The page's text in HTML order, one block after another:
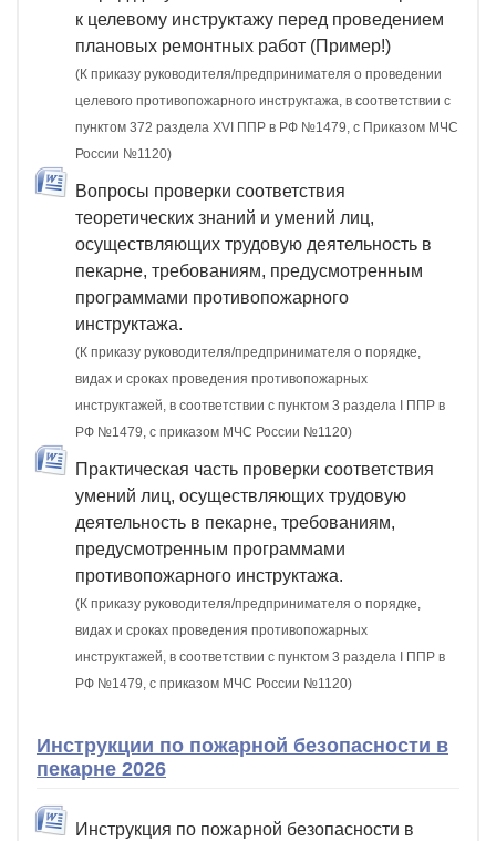
к целевому инструктажу перед проведением
плановых ремонтных работ (Пример!)
(К приказу руководителя/предпринимателя о проведении
целевого противопожарного инструктажа, в соответствии с
пунктом 372 раздела XVI ППР в РФ №1479, c Приказом МЧС
России №1120)
Вопросы проверки соответствия
теоретических знаний и умений лиц,
осуществляющих трудовую деятельность в
пекарне, требованиям, предусмотренным
программами противопожарного
инструктажа.
(К приказу руководителя/предпринимателя о порядке,
видах и сроках проведения противопожарных
инструктажей, в соответствии с пунктом 3 раздела I ППР в
РФ №1479, с приказом МЧС России №1120)
Практическая часть проверки соответствия
умений лиц, осуществляющих трудовую
деятельность в пекарне, требованиям,
предусмотренным программами
противопожарного инструктажа.
(К приказу руководителя/предпринимателя о порядке,
видах и сроках проведения противопожарных
инструктажей, в соответствии с пунктом 3 раздела I ППР в
РФ №1479, с приказом МЧС России №1120)
Инструкции по пожарной безопасности в
пекарне 2026
Инструкция по пожарной безопасности в